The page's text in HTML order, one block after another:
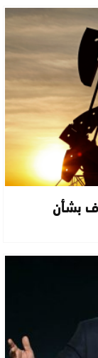
بشأن